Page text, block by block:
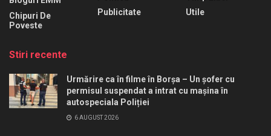
Chipuri De
Poveste
Publicitate
Utile
Stiri recente
Urmărire ca în filme în Borșa – Un șofer cu
permisul suspendat a intrat cu mașina în
autospeciala Poliției
6 AUGUST 2026